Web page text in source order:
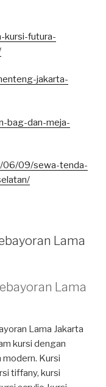
kursi-futura-
jakarta-
bag-dan-meja-
06/09/sewa-tenda-
Lama
Lama
Lama Jakarta
kursi dengan
modern. Kursi
tiffany, kursi